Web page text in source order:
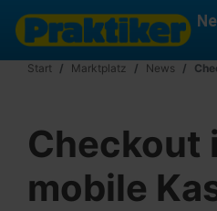
Start Marktplatz News
Checkout
mobile